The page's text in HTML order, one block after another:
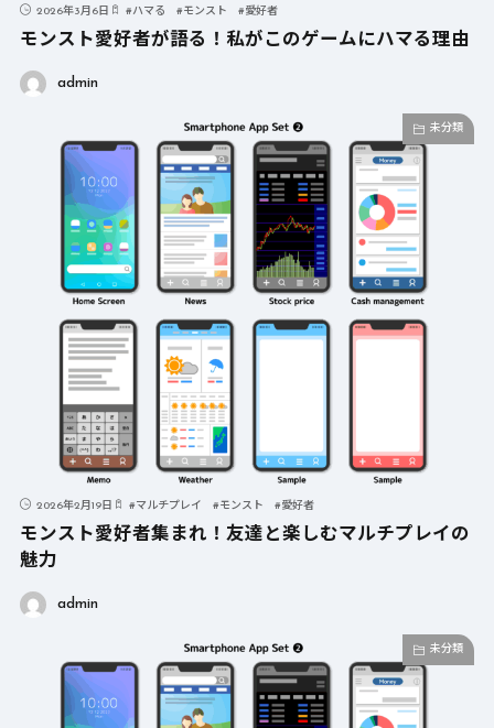
2026年3月6日 #ハマる #モンスト #愛好者
モンスト愛好者が語る！私がこのゲームにハマる理由
admin
未分類
2026年2月19日 #マルチプレイ #モンスト #愛好者
モンスト愛好者集まれ！友達と楽しむマルチプレイの
魅力
admin
未分類